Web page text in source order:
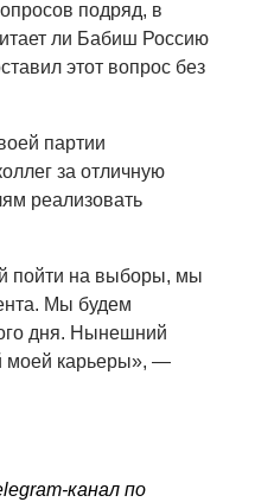
подряд, в
ли Бабиш Россию
этот вопрос без
партии
за отличную
реализовать
пойти на выборы, мы
Мы будем
дня. Нынешний
моей карьеры», —
канал по